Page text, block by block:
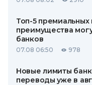
Топ-5 премиальных
преимущества
банков
07.08 06:50 978
Новые лимиты
переводы уже в